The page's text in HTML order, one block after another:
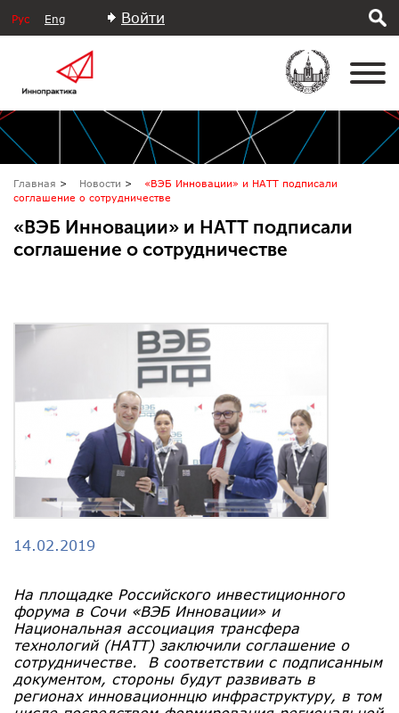
Рус Eng Войти
Главная Новости
«ВЭБ Инновации» и НАТТ подписали
соглашение о сотрудничестве
«ВЭБ Инновации» и НАТТ подписали
соглашение о сотрудничестве
14.02.2019
На площадке Российского инвестиционного
форума в Сочи «ВЭБ Инновации» и
Национальная ассоциация трансфера
технологий (НАТТ) заключили соглашение о
сотрудничестве. В соответствии с подписанным
документом, стороны будут развивать в
регионах инновационнцю инфраструктуру, в том